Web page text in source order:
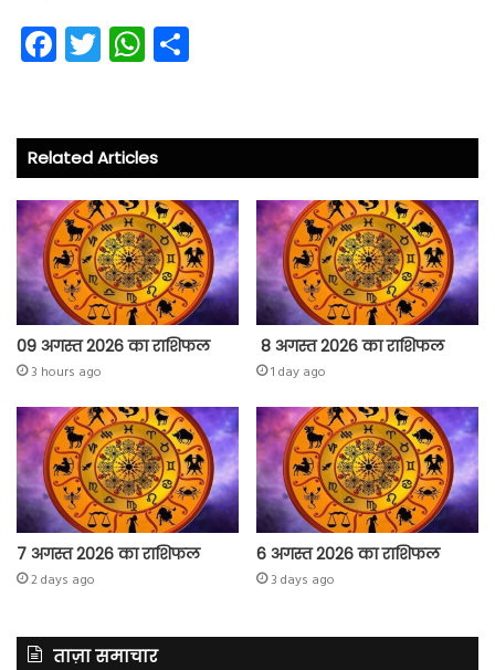
Fa
ce
o
ok
T
wi
er
W
ha
A
p
p
Related Articles
09 अगस्त 2026 का राशिफल
3 hours ago
8 अगस्त 2026 का राशिफल
1 day ago
7 अगस्त 2026 का राशिफल
2 days ago
6 अगस्त 2026 का राशिफल
3 days ago
ताज़ा समाचार